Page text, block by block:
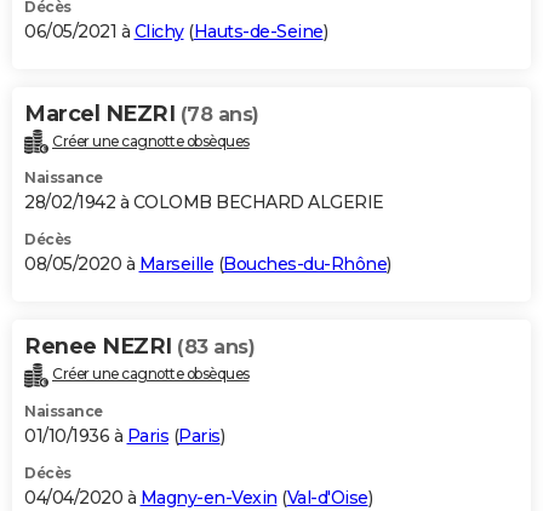
Décès
06/05/2021 à Clichy(Hauts-de-Seine)
Marcel NEZRI (78 ans)
Créer une cagnotte obsèques
Naissance
28/02/1942 à COLOMB BECHARD ALGERIE
Décès
08/05/2020 à Marseille (Bouches-du-Rhône)
Renee NEZRI (83 ans)
Créer une cagnotte obsèques
Naissance
01/10/1936 à Paris (Paris)
Décès
04/04/2020 à Magny-en-Vexin (Val-d'Oise)